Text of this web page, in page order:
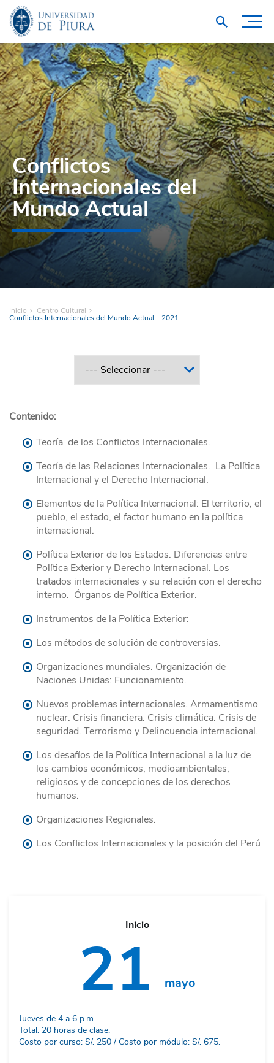
Conflictos
Internacionales del
Mundo Actual
Inicio Centro Cultural
Conflictos Internacionales del Mundo Actual – 2021
Contenido:
Teoría de los Conflictos Internacionales.
Teoría de las Relaciones Internacionales. La Política
Internacional y el Derecho Internacional.
Elementos de la Política Internacional: El territorio, el
pueblo, el estado, el factor humano en la política
internacional.
Política Exterior de los Estados. Diferencias entre
Política Exterior y Derecho Internacional. Los
tratados internacionales y su relación con el derecho
interno. Órganos de Política Exterior.
Instrumentos de la Política Exterior:
Los métodos de solución de controversias.
Organizaciones mundiales. Organización de
Naciones Unidas: Funcionamiento.
Nuevos problemas internacionales. Armamentismo
nuclear. Crisis financiera. Crisis climática. Crisis de
seguridad. Terrorismo y Delincuencia internacional.
Los desafíos de la Política Internacional a la luz de
los cambios económicos, medioambientales,
religiosos y de concepciones de los derechos
humanos.
Organizaciones Regionales.
Los Conflictos Internacionales y la posición del Perú
Inicio
21 mayo
Jueves de 4 a 6 p.m.
Total: 20 horas de clase.
Costo por curso: S/. 250 / Costo por módulo: S/. 675.